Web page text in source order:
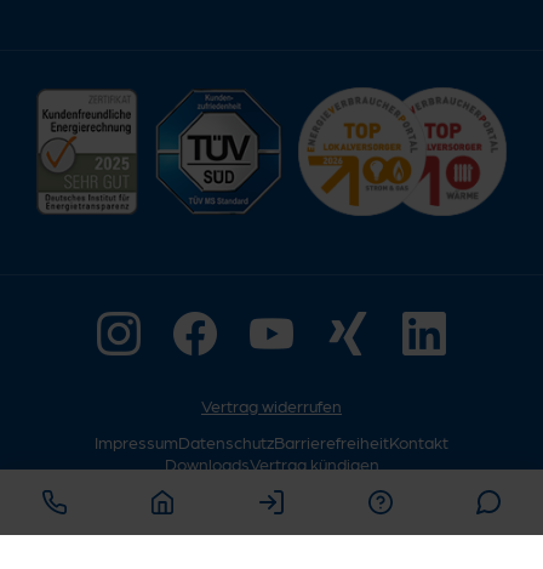
Vertrag widerrufen
ImpressumDatenschutzBarrierefreiheitKontakt
DownloadsVertrag kündigen
© Copyright 2026